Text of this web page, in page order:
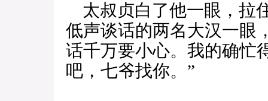
太叔贞白了他一眼，拉
低声谈话的两名大汉一眼
话千万要小心。我的确忙
吧，七爷找你。”